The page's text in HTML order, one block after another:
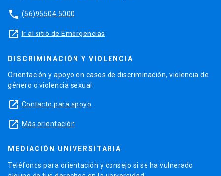
phone (56)95504 5000
launch Ir al sitio de Emergencias
DISCRIMINACIÓN Y VIOLENCIA
Orientación y apoyo en casos de discriminación, violencia de
género o violencia sexual.
launch Contacto para apoyo
launch Más orientación
MEDIACIÓN UNIVERSITARIA
Teléfonos para orientación y consejo si se ha vulnerado